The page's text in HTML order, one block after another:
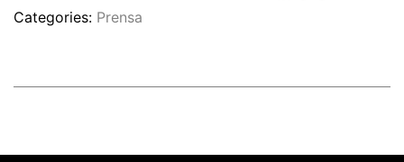
Categories: Prensa